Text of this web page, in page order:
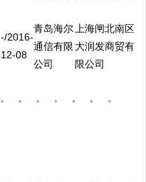
-/2016-
12-08
青岛海尔
通信有限
公司
上海闸北南区
大润发商贸有
限公司